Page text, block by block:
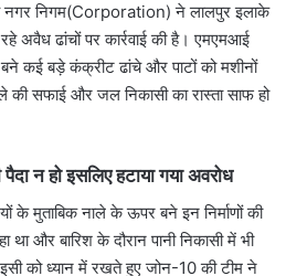
नगर निगम(Corporation) ने लालपुर इलाके
अवैध ढांचों पर कार्रवाई की है। एमएमआई
कई बड़े कंक्रीट ढांचे और पाटों को मशीनों
की सफाई और जल निकासी का रास्ता साफ हो
पैदा न हो इसलिए हटाया गया अवरोध
के मुताबिक नाले के ऊपर बने इन निर्माणों की
था और बारिश के दौरान पानी निकासी में भी
को ध्यान में रखते हुए जोन-10 की टीम ने